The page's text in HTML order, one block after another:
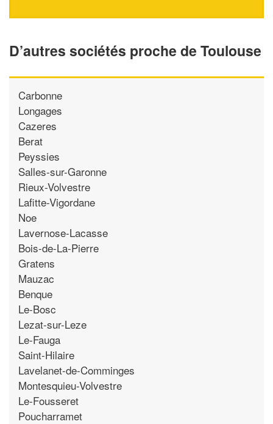
D’autres sociétés proche de Toulouse
Carbonne
Longages
Cazeres
Berat
Peyssies
Salles-sur-Garonne
Rieux-Volvestre
Lafitte-Vigordane
Noe
Lavernose-Lacasse
Bois-de-La-Pierre
Gratens
Mauzac
Benque
Le-Bosc
Lezat-sur-Leze
Le-Fauga
Saint-Hilaire
Lavelanet-de-Comminges
Montesquieu-Volvestre
Le-Fousseret
Poucharramet